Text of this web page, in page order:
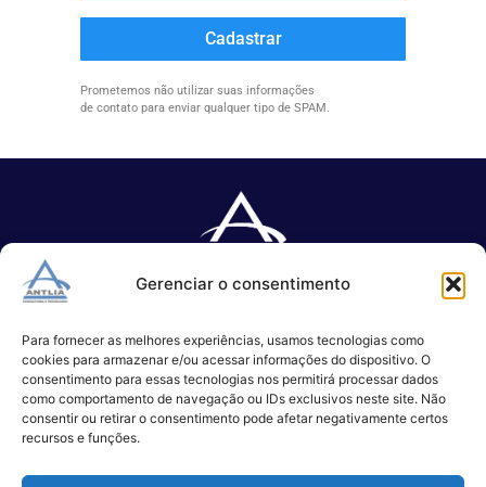
Gerenciar o consentimento
Para fornecer as melhores experiências, usamos tecnologias como
cookies para armazenar e/ou acessar informações do dispositivo. O
consentimento para essas tecnologias nos permitirá processar dados
como comportamento de navegação ou IDs exclusivos neste site. Não
consentir ou retirar o consentimento pode afetar negativamente certos
recursos e funções.
Cadastrar
Prometemos não utilizar suas informações
de contato para enviar qualquer tipo de SPAM.
TI.
(11) 3017-0999